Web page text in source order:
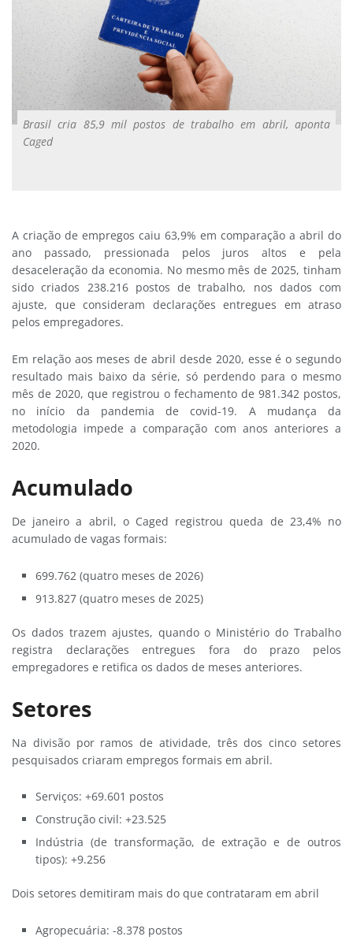
Brasil cria 85,9 mil postos de trabalho em abril, aponta
Caged
A criação de empregos caiu 63,9% em comparação a abril do
ano passado, pressionada pelos juros altos e pela
desaceleração da economia. No mesmo mês de 2025, tinham
sido criados 238.216 postos de trabalho, nos dados com
ajuste, que consideram declarações entregues em atraso
pelos empregadores.
Em relação aos meses de abril desde 2020, esse é o segundo
resultado mais baixo da série, só perdendo para o mesmo
mês de 2020, que registrou o fechamento de 981.342 postos,
no início da pandemia de covid-19. A mudança da
metodologia impede a comparação com anos anteriores a
2020.
Acumulado
De janeiro a abril, o Caged registrou queda de 23,4% no
acumulado de vagas formais:
699.762 (quatro meses de 2026)
913.827 (quatro meses de 2025)
Os dados trazem ajustes, quando o Ministério do Trabalho
registra declarações entregues fora do prazo pelos
empregadores e retifica os dados de meses anteriores.
Setores
Na divisão por ramos de atividade, três dos cinco setores
pesquisados criaram empregos formais em abril.
Serviços: +69.601 postos
Construção civil: +23.525
Indústria (de transformação, de extração e de outros
tipos): +9.256
Dois setores demitiram mais do que contrataram em abril
Agropecuária: -8.378 postos